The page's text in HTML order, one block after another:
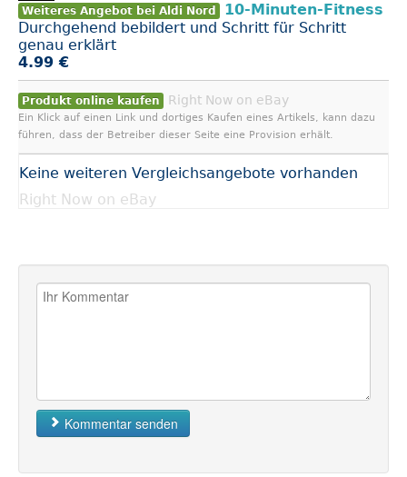
Weiteres Angebot bei Aldi Nord
10-Minuten-Fitness
Durchgehend bebildert und Schritt für Schritt
genau erklärt
4.99 €
Produkt online kaufen Right Now on eBay
Ein Klick auf einen Link und dortiges Kaufen eines Artikels, kann dazu
führen, dass der Betreiber dieser Seite eine Provision erhält.
Keine weiteren Vergleichsangebote vorhanden
Right Now on eBay
Kommentar senden